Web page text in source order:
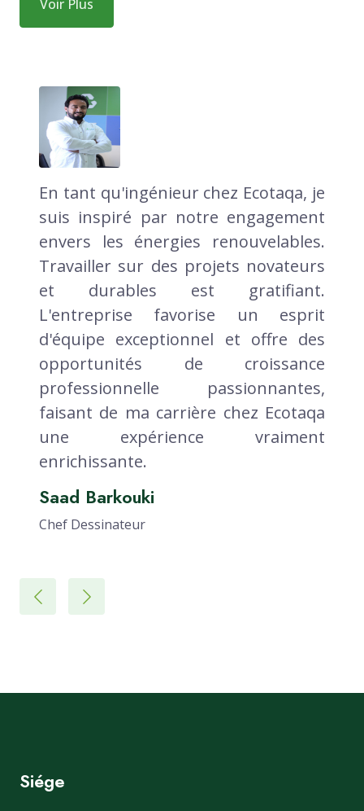
Voir Plus
En tant qu'ingénieur chez Ecotaqa, je
suis inspiré par notre engagement
envers les énergies renouvelables.
Travailler sur des projets novateurs
et durables est gratifiant.
L'entreprise favorise un esprit
d'équipe exceptionnel et offre des
opportunités de croissance
professionnelle passionnantes,
faisant de ma carrière chez Ecotaqa
une expérience vraiment
enrichissante.
Saad Barkouki
Chef Dessinateur
Siége